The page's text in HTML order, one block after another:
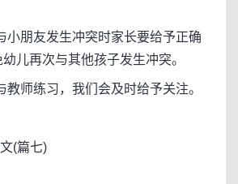
朋友发生冲突时家长要给予正确
儿再次与其他孩子发生冲突。
师练习，我们会及时给予关注。
(篇七)